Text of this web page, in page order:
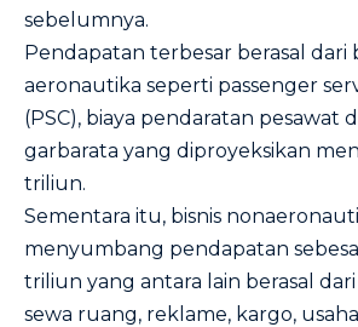
sebelumnya.
Pendapatan terbesar berasal dari
aeronautika seperti passenger
(PSC), biaya pendaratan pesawat
garbarata yang diproyeksikan
triliun.
Sementara itu, bisnis
menyumbang pendapatan
triliun yang antara lain berasal dari
sewa ruang, reklame, kargo,